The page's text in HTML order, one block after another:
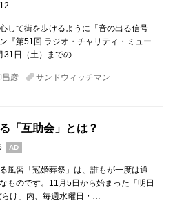
して街を歩けるように「音の出る信号
『第51回 ラジオ・チャリティ・ミュー
31日（土）までの…
昌彦
サンドウィッチマン
「互助会」とは？
AD
風習「冠婚葬祭」は、誰もが一度は通
ものです。11月5日から始まった「明日
け」内、毎週水曜日・…